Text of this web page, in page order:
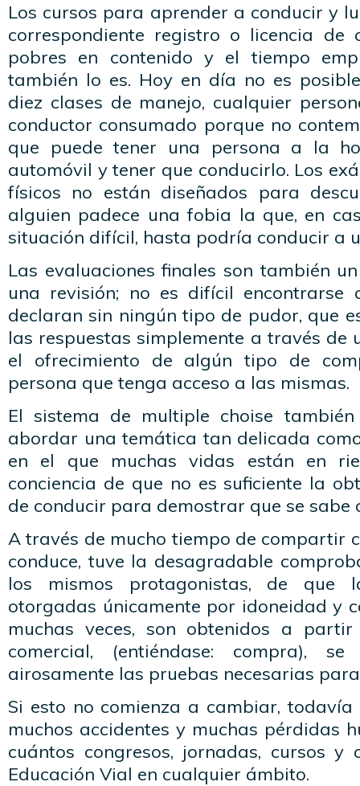
Los cursos para aprender a conducir y
correspondiente registro o licencia de
pobres en contenido y el tiempo
también lo es. Hoy en día no es
diez clases de manejo, cualquier
conductor consumado porque no
que puede tener una persona a la
automóvil y tener que conducirlo. Los
físicos no están diseñados para
alguien padece una fobia la que, en
situación difícil, hasta podría conducir a
Las evaluaciones finales son también
una revisión; no es difícil encontrarse
declaran sin ningún tipo de pudor, que
las respuestas simplemente a través de
el ofrecimiento de algún tipo de
persona que tenga acceso a las mismas.
El sistema de multiple choise
abordar una temática tan delicada
en el que muchas vidas están en
conciencia de que no es suficiente la
de conducir para demostrar que se sabe
A través de mucho tiempo de compartir
conduce, tuve la desagradable
los mismos protagonistas, de que
otorgadas únicamente por idoneidad y
muchas veces, son obtenidos a
comercial, (entiéndase: compra),
airosamente las pruebas necesarias
Si esto no comienza a cambiar,
muchos accidentes y muchas pérdidas
cuántos congresos, jornadas, cursos y
Educación Vial en cualquier ámbito.